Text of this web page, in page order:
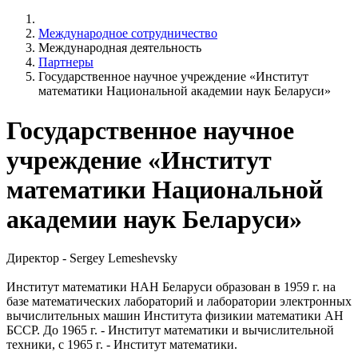
Международное сотрудничество
Международная деятельность
Партнеры
Государственное научное учреждение «Институт
математики Национальной академии наук Беларуси»
Государственное научное
учреждение «Институт
математики Национальной
академии наук Беларуси»
Директор - Sergey Lemeshevsky
Институт математики НАН Беларуси образован в 1959 г. на
базе математических лабораторий и лаборатории электронных
вычислительных машин Института физикии математики АН
БССР. До 1965 г. - Институт математики и вычислительной
техники, с 1965 г. - Институт математики.